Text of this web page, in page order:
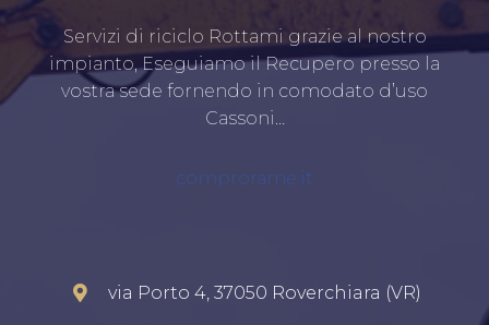
Servizi di riciclo Rottami grazie al nostro
impianto, Eseguiamo il Recupero presso la
vostra sede fornendo in comodato d’uso
Cassoni…
comprorame.it
via Porto 4, 37050 Roverchiara (VR)